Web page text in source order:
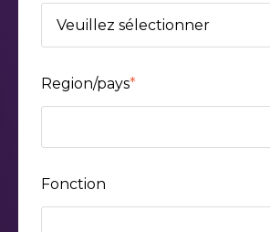
Region/pays*
Fonction